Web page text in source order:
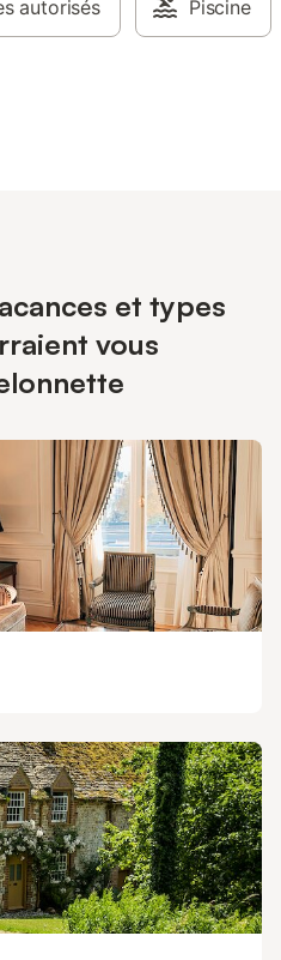
autorisés Piscine
et types
vous